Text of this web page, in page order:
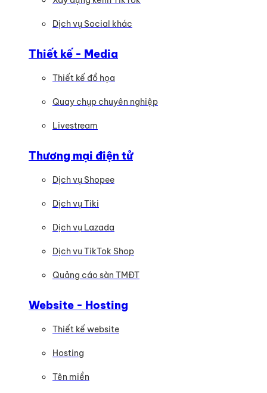
Dịch vụ Social khác
Thiết kế - Media
Thiết kế đồ họa
Quay chụp chuyên nghiệp
Livestream
Thương mại điện tử
Dịch vụ Shopee
Dịch vụ Tiki
Dịch vụ Lazada
Dịch vụ TikTok Shop
Quảng cáo sàn TMĐT
Website - Hosting
Thiết kế website
Hosting
Tên miền